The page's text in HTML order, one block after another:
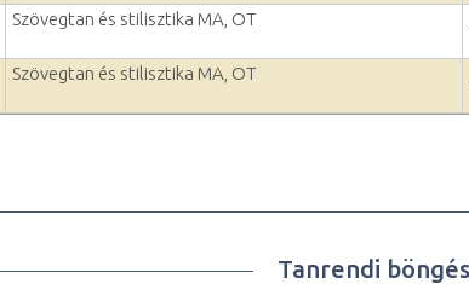
Szövegtan és stilisztika MA, OT
Szövegtan és stilisztika MA, OT
Tanrendi